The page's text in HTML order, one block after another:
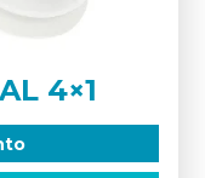
4×1